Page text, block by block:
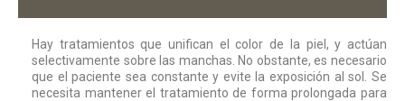
Hay tratamientos que unifican el color de la piel, y actúan
selectivamente sobre las manchas. No obstante, es necesario
que el paciente sea constante y evite la exposición al sol. Se
necesita mantener el tratamiento de forma prolongada para